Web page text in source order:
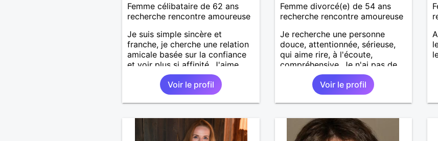
Femme célibataire de 62 ans
recherche rencontre amoureuse
Je suis simple sincère et
franche, je cherche une relation
amicale basée sur la confiance
et voir plus si affinité. J'aime
beaucoup voyager découvrir de
nouveaux horizons à deux, alors
pourquoi pas !
Voir le profil
Femme divorcé(e) de 54 ans
recherche rencontre amoureuse
Je recherche une personne
douce, attentionnée, sérieuse,
qui aime rire, à l'écoute,
compréhensive. Je n'ai pas de
préférence physique
particulière, ni de moyenne
d'age, tout est question de
feeling.
Voir le profil